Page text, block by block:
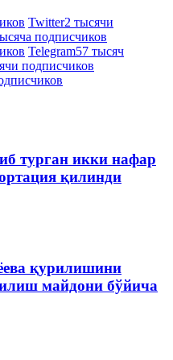
Twitter2 тысячи
подписчиков
Telegram57 тысяч
подписчиков
турган икки нафар
қилинди
қурилишини
майдони бўйича